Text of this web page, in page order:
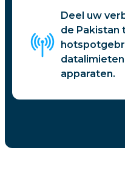
Deel uw
de Pakistan
apparaten.